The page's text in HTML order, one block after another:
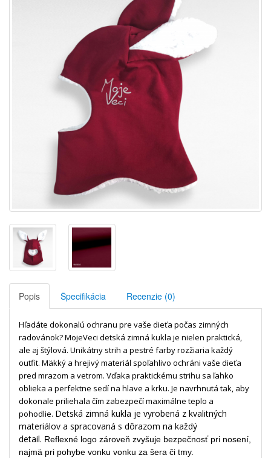
Popis Špecifikácia Recenzie (0)
Hľadáte dokonalú ochranu pre vaše dieťa počas zimných
radovánok? MojeVeci detská zimná kukla je nielen praktická,
ale aj štýlová. Unikátny strih a pestré farby rozžiaria každý
outfit. Mäkký a hrejivý materiál spoľahlivo ochráni vaše dieťa
pred mrazom a vetrom. Vďaka praktickému strihu sa ľahko
oblieka a perfektne sedí na hlave a krku. Je navrhnutá tak, aby
dokonale priliehala čím zabezpečí maximálne teplo a
pohodlie. Detská zimná kukla je vyrobená z kvalitných
materiálov a spracovaná s dôrazom na každý
detail. Reflexné logo zároveň zvyšuje bezpečnosť pri nosení,
najmä pri pohybe vonku vonku za šera či tmy.